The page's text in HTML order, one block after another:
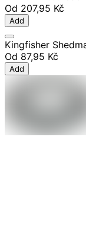
Od 207,95 Kč
Add
Kingfisher
Od 87,95 Kč
Add